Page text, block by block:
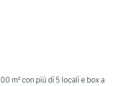
m² con più di 5 locali e box a